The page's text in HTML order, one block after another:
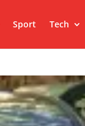
Sport Tech